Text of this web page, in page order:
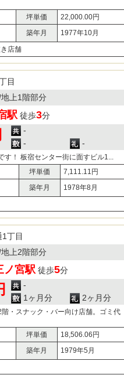
坪単価
22,000.00円
築年月
1977年10月
店舗
目
上1階部分
駅 徒歩3分
-
-
-
！ 板宿センター街に面すビル1...
坪単価
7,111.11円
築年月
1978年8月
丁目
上2階部分
ノ宮駅 徒歩5分
-
1ヶ月分
2ヶ月分
・スナック・バー向け店舗。ゴミ代
坪単価
18,506.06円
築年月
1979年5月